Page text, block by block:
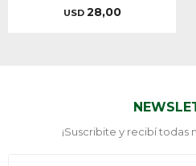
USD 28,00
¡Suscribite y recibí todas